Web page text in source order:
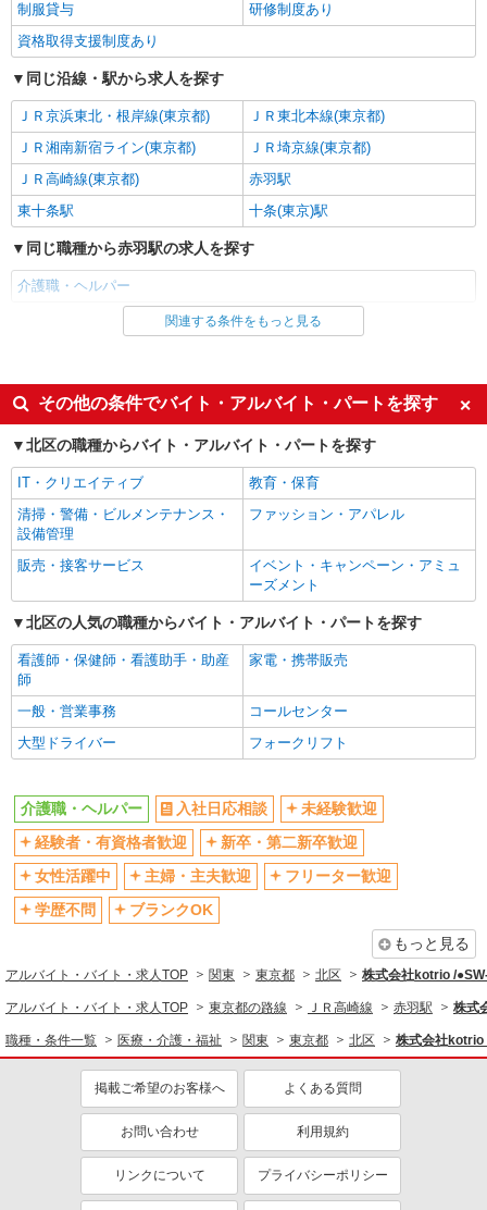
制服貸与
研修制度あり
資格取得支援制度あり
同じ沿線・駅から求人を探す
ＪＲ京浜東北・根岸線(東京都)
ＪＲ東北本線(東京都)
ＪＲ湘南新宿ライン(東京都)
ＪＲ埼京線(東京都)
ＪＲ高崎線(東京都)
赤羽駅
東十条駅
十条(東京)駅
同じ職種から赤羽駅の求人を探す
介護職・ヘルパー
同じ雇用形態から赤羽駅の求人を探す
同じ特徴から赤羽駅の求人を探す
入社日応相談
未経験歓迎
経験者・有資格者歓迎
新卒・第二新卒歓迎
女性活躍中
主婦・主夫歓迎
フリーター歓迎
ブランクOK
ミドル（40代～）活躍中
シニア（60代～）活躍中
高収入・高額
ボーナス・賞与あり
昇給あり
完全週休2日制
フルタイム歓迎
駅直結・駅チカ
車通勤OK
バイク通勤OK
自転車通勤OK
社会保険あり
産休・育休取得実績あり
退職金・財形貯蓄制度あり
各種手当（家族・役職・インセン
ティブなど）あり
制服貸与
資格取得支援制度あり
同じ職種から求人を探す
医療・介護・福祉
介護職・ヘルパー
同じ特徴から求人を探す
未経験歓迎
ミドル（40代～）活躍中
社会保険あり
関連する条件をもっと見る
その他の条件でバイト・アルバイト・パートを探す
北区の職種からバイト・アルバイト・パートを探す
IT・クリエイティブ
教育・保育
清掃・警備・ビルメンテナンス・
設備管理
ファッション・アパレル
販売・接客サービス
イベント・キャンペーン・アミュ
ーズメント
北区の人気の職種からバイト・アルバイト・パートを探す
看護師・保健師・看護助手・助産
師
家電・携帯販売
一般・営業事務
コールセンター
大型ドライバー
フォークリフト
介護職・ヘルパー 入社日応相談
未経験歓迎
経験者・有資格者歓迎
新卒・第二新卒歓迎
女性活躍中
主婦・主夫歓迎
フリーター歓迎
学歴不問
ブランクOK
もっと見る
アルバイト・バイト・求人TOP 関東 東京都 北区 株式会社kotrio /
アルバイト・バイト・求人TOP 東京都の路線 ＪＲ高崎線 赤羽駅 株式
職種・条件一覧 医療・介護・福祉 関東 東京都 北区 株式会社kotrio
掲載ご希望のお客様へ よくある質問
お問い合わせ 利用規約
リンクについて プライバシーポリシー